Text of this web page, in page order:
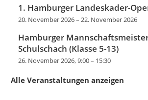
1. Hamburger Landeskader-
20. November 2026–22. November 2026
Hamburger
Schulschach (Klasse 5-13)
26. November 2026, 9:00– 15:30
Alle Veranstaltungen anzeigen